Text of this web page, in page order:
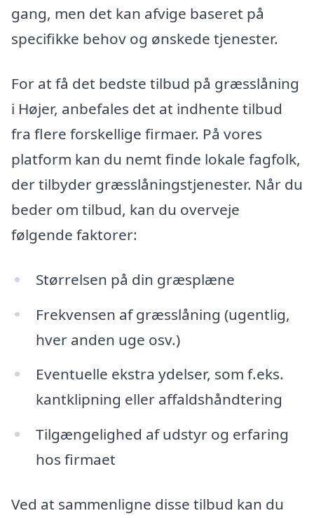
gang, men det kan afvige baseret på
specifikke behov og ønskede tjenester.
For at få det bedste tilbud på græsslåning
i Højer, anbefales det at indhente tilbud
fra flere forskellige firmaer. På vores
platform kan du nemt finde lokale fagfolk,
der tilbyder græsslåningstjenester. Når du
beder om tilbud, kan du overveje
følgende faktorer:
Størrelsen på din græsplæne
Frekvensen af græsslåning (ugentlig,
hver anden uge osv.)
Eventuelle ekstra ydelser, som f.eks.
kantklipning eller affaldshåndtering
Tilgængelighed af udstyr og erfaring
hos firmaet
Ved at sammenligne disse tilbud kan du